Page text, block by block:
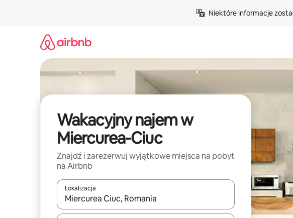
Niektóre informacje
Wakacyjny najem w
Miercurea-Ciuc
Znajdź i zarezerwuj wyjątkowe miejsca na pobyt
na Airbnb
Lokalizacja
Gdy wyniki będą dostępne, możesz poruszać się po nich za pomocą